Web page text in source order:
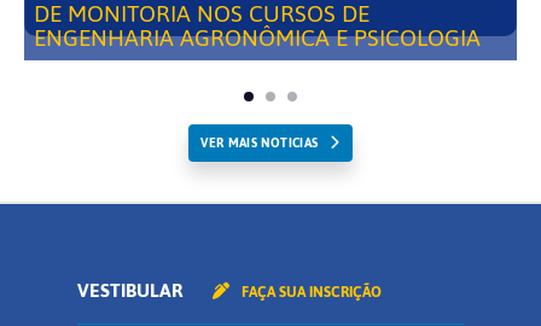
DE MONITORIA NOS CURSOS DE
ENGENHARIA AGRONÔMICA E PSICOLOGIA
VER MAIS NOTICIAS
VESTIBULAR FAÇA SUA INSCRIÇÃO